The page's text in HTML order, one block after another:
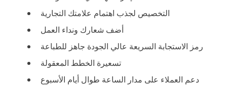
التخصيص لجذب اهتمام علامتك التجارية
أضف شعارك ونداء العمل
رمز الاستجابة السريعة عالي الجودة جاهز للطباعة
تسعيرة الخطط المعقولة
دعم العملاء على مدار الساعة طوال أيام الأسبوع